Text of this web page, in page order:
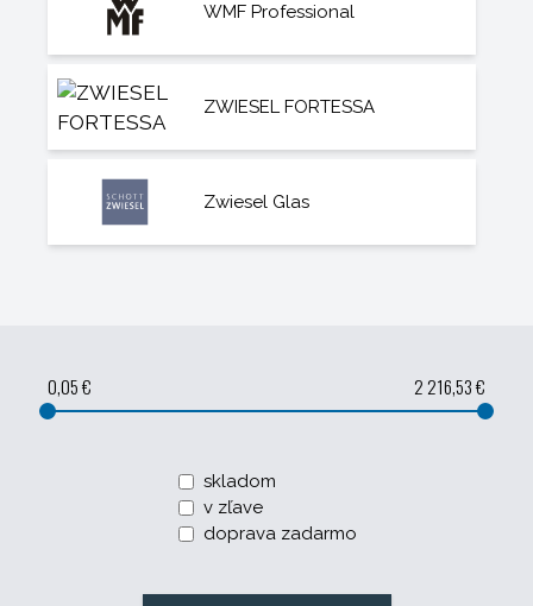
WMF Professional
ZWIESEL FORTESSA
Zwiesel Glas
0,05 € 2 216,53 €
skladom
v zľave
doprava zadarmo